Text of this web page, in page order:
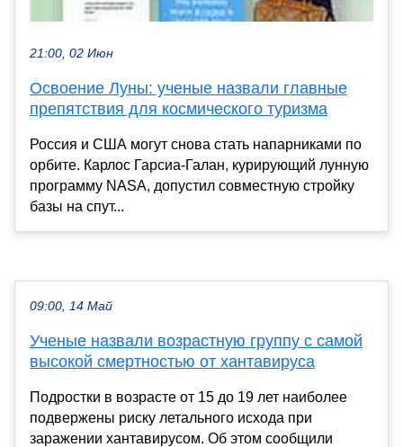
21:00, 02 Июн
Освоение Луны: ученые назвали главные
препятствия для космического туризма
Россия и США могут снова стать напарниками по
орбите. Карлос Гарсиа-Галан, курирующий лунную
программу NASA, допустил совместную стройку
базы на спут...
09:00, 14 Май
Ученые назвали возрастную группу с самой
высокой смертностью от хантавируса
Подростки в возрасте от 15 до 19 лет наиболее
подвержены риску летального исхода при
заражении хантавирусом. Об этом сообщили